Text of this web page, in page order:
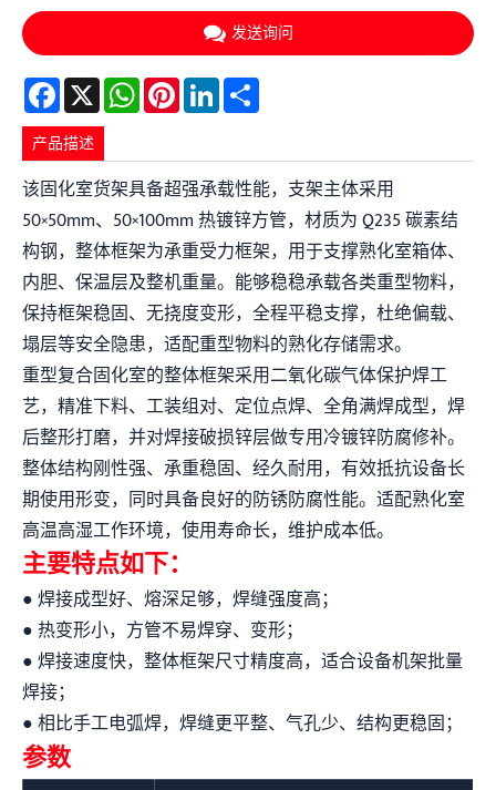
发送询问
Facebook
X WhatsAppPinterestLinkedIn
产品描述
该固化室货架具备超强承载性能，支架主体采用
50×50mm、50×100mm 热镀锌方管，材质为 Q235 碳素结
构钢，整体框架为承重受力框架，用于支撑熟化室箱体、
内胆、保温层及整机重量。能够稳稳承载各类重型物料，
保持框架稳固、无挠度变形，全程平稳支撑，杜绝偏载、
塌层等安全隐患，适配重型物料的熟化存储需求。
重型复合固化室的整体框架采用二氧化碳气体保护焊工
艺，精准下料、工装组对、定位点焊、全角满焊成型，焊
后整形打磨，并对焊接破损锌层做专用冷镀锌防腐修补。
整体结构刚性强、承重稳固、经久耐用，有效抵抗设备长
期使用形变，同时具备良好的防锈防腐性能。适配熟化室
高温高湿工作环境，使用寿命长，维护成本低。
主要特点如下：
● 焊接成型好、熔深足够，焊缝强度高；
● 热变形小，方管不易焊穿、变形；
● 焊接速度快，整体框架尺寸精度高，适合设备机架批量
焊接；
● 相比手工电弧焊，焊缝更平整、气孔少、结构更稳固；
参数